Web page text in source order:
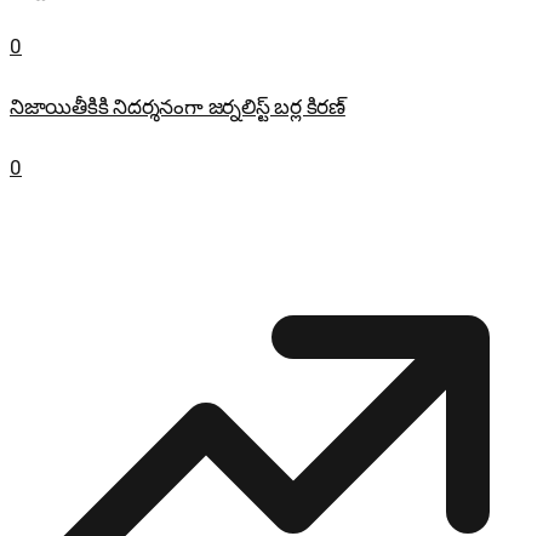
0
నిజాయితీకికి నిదర్శనంగా జర్నలిస్ట్ బర్ల కిరణ్
0